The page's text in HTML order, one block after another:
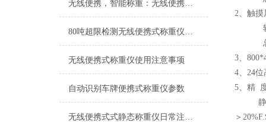
无线便携，智能称重：无线便携式称重仪创新科技体验
80吨超限检测无线便携式称重仪产品特点
无线便携式称重仪使用注意事项
自动识别车牌便携式称重仪参数
无线便携式式静态称重仪日常注意事项
2、触摸
轴（
总
3、
4、24
5、精
静 态
＞